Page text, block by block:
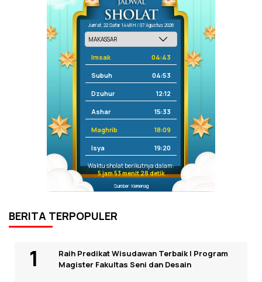
Jum'at, 22 Safar 1448 H / 07 Agustus 2026
Imsak 04:43
Subuh 04:53
Dzuhur 12:12
Ashar 15:33
Maghrib 18:09
Isya 19:20
Waktu sholat berikutnya dalam:
5 jam 53 menit 28 detik
Sumber: Kemenag
BERITA TERPOPULER
Raih Predikat Wisudawan Terbaik I Program
Magister Fakultas Seni dan Desain